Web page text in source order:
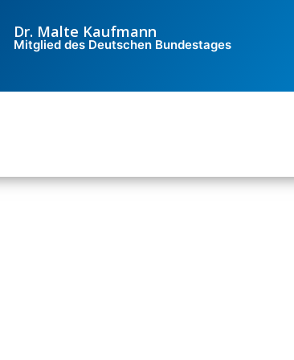
Dr. Malte Kaufmann
Mitglied des Deutschen Bundestages